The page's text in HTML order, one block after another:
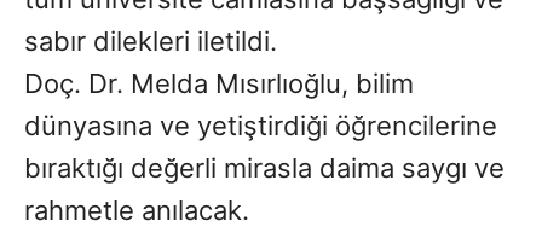
sabır dilekleri iletildi.
Doç. Dr. Melda Mısırlıoğlu, bilim
dünyasına ve yetiştirdiği öğrencilerine
bıraktığı değerli mirasla daima saygı ve
rahmetle anılacak.